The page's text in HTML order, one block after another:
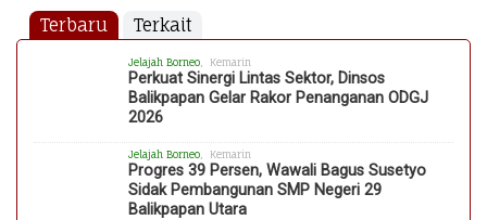
Terbaru Terkait
Jelajah Borneo , Kemarin
Perkuat Sinergi Lintas Sektor, Dinsos
Balikpapan Gelar Rakor Penanganan ODGJ
2026
Jelajah Borneo , Kemarin
Progres 39 Persen, Wawali Bagus Susetyo
Sidak Pembangunan SMP Negeri 29
Balikpapan Utara